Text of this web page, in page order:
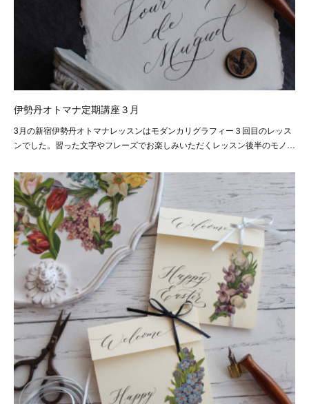
伊勢丹オトマナ定期講座３月
3月の新宿伊勢丹オトマナレッスンはモダンカリグラフィー３回目のレッス
ンでした。習った文字やフレーズでお楽しみいただくレッスン後半のモノ…